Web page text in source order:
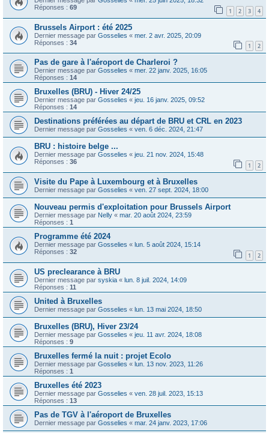
Réponses : 69 1 2 3 4
Brussels Airport : été 2025
Dernier message par Gosselies « mer. 2 avr. 2025, 20:09
Réponses : 34 1 2
Pas de gare à l'aéroport de Charleroi ?
Dernier message par Gosselies « mer. 22 janv. 2025, 16:05
Réponses : 14
Bruxelles (BRU) - Hiver 24/25
Dernier message par Gosselies « jeu. 16 janv. 2025, 09:52
Réponses : 14
Destinations préférées au départ de BRU et CRL en 2023
Dernier message par Gosselies « ven. 6 déc. 2024, 21:47
BRU : histoire belge ...
Dernier message par Gosselies « jeu. 21 nov. 2024, 15:48
Réponses : 36 1 2
Visite du Pape à Luxembourg et à Bruxelles
Dernier message par Gosselies « ven. 27 sept. 2024, 18:00
Nouveau permis d'exploitation pour Brussels Airport
Dernier message par Nelly « mar. 20 août 2024, 23:59
Réponses : 1
Programme été 2024
Dernier message par Gosselies « lun. 5 août 2024, 15:14
Réponses : 32 1 2
US preclearance à BRU
Dernier message par syskia « lun. 8 juil. 2024, 14:09
Réponses : 11
United à Bruxelles
Dernier message par Gosselies « lun. 13 mai 2024, 18:50
Bruxelles (BRU), Hiver 23/24
Dernier message par Gosselies « jeu. 11 avr. 2024, 18:08
Réponses : 9
Bruxelles fermé la nuit : projet Ecolo
Dernier message par Gosselies « lun. 13 nov. 2023, 11:26
Réponses : 1
Bruxelles été 2023
Dernier message par Gosselies « ven. 28 juil. 2023, 15:13
Réponses : 13
Pas de TGV à l'aéroport de Bruxelles
Dernier message par Gosselies « mar. 24 janv. 2023, 17:06